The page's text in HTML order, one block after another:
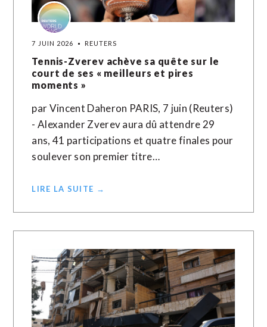
7 JUIN 2026 REUTERS
Tennis-Zverev achève sa quête sur le
court de ses « meilleurs et pires
moments »
par Vincent Daheron PARIS, 7 juin (Reuters)
- Alexander Zverev aura dû attendre 29
ans, 41 participations et quatre finales pour
soulever son premier titre…
LIRE LA SUITE →